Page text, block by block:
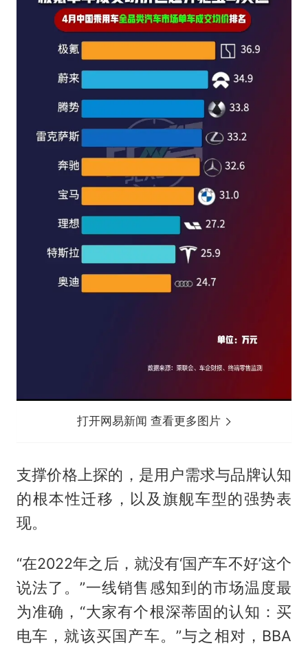
打开网易新闻 查看更多图片
支撑价格上探的，是用户需求与品牌认知
的根本性迁移，以及旗舰车型的强势表
现。
“在2022年之后，就没有‘国产车不好’这个
说法了。”一线销售感知到的市场温度最
为准确，“大家有个根深蒂固的认知：买
电车，就该买国产车。”与之相对，BBA